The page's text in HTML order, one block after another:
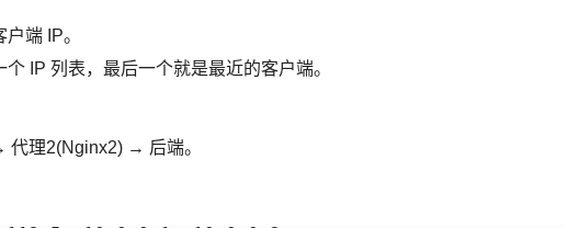
端 IP。
IP 列表，最后一个就是最近的客户端。
理2(Nginx2) → 后端。